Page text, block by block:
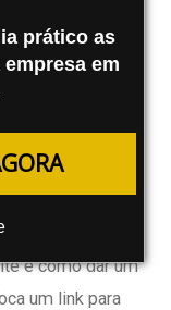
prático as
em
que...
estarei
Google. Como
é como dar um
um link para